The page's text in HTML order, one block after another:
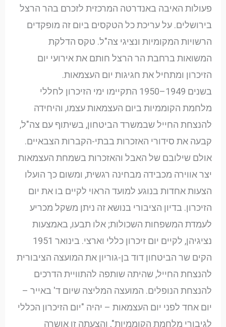
פעולות האיבה באנדרטה המרכזית לזכרם בהר הרצל
בירושלים. על עריכת כל הטקסים ביום זה מופקדים
הרשויות המקומיות ונציגי צה"ל. טקס הדלקת
המשואות ברחבת הר הרצל חותם את אירועי יום
הזיכרון ומתחיל את חגיגות יום העצמאות.
בשנים 1949–1950 התקיימו ימי הזיכרון לחללי
מלחמת הקוממיות ביום העצמאות עצמו, והיחידה
להנצחת החייל שבמשרד הביטחון, בשיתוף עם צה"ל,
קבעה את סידורי האזכרות בבתי-הקברות הצבאיים.
אולם שילובם של האבל והאזכרות בשמחת העצמאות
יצר אווירה מכבידה מבחינה רגשית, ומשום כך הועלו
הצעות אחדות בנוגע למועד הראוי לקיים בו את יום
הזיכרון. בדיון הציבורי בנושא זה ניתן משקל מכריע
לעמדת המשפחות השכולות; אלו תבעו, באמצעות
נציגיהן, לקיים יום זיכרון כללי וארצי. בינואר 1951
הקים שר הביטחון דוד בן-גוריון את המועצה הציבורית
להנצחת החייל, שהיתה שותפה להתוויית הדרכים
להנצחת הנופלים. המועצה המליצה שיום ד' באייר –
יום אחד לפני יום העצמאות – יהיה "יום הזיכרון הכללי
לגיבורי מלחמת הקוממיות", והצעתה זו אושרה